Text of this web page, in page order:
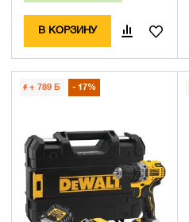
В КОРЗИНУ
+ 789 Б 17%